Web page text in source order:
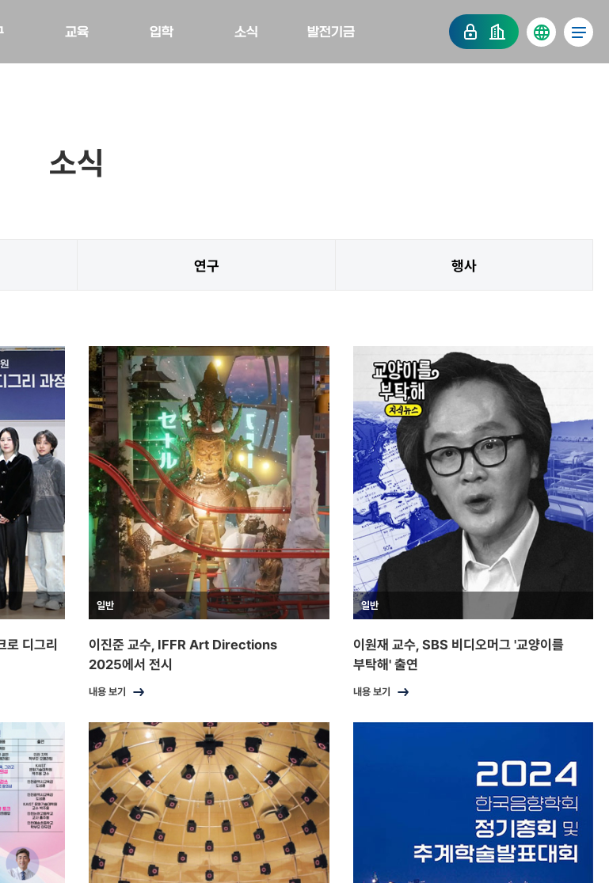
교육 입학 소식 발전기금
소식
연구 행사
로 디그리
일반
이진준 교수, IFFR Art Directions
2025에서 전시
내용 보기
일반
이원재 교수, SBS 비디오머그 '교양이를
부탁해' 출연
내용 보기